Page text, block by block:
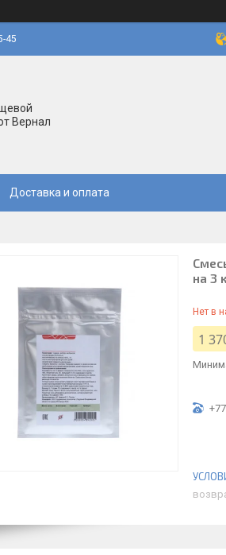
45
Вернал
Доставка и оплата
на 3
Нет в
1